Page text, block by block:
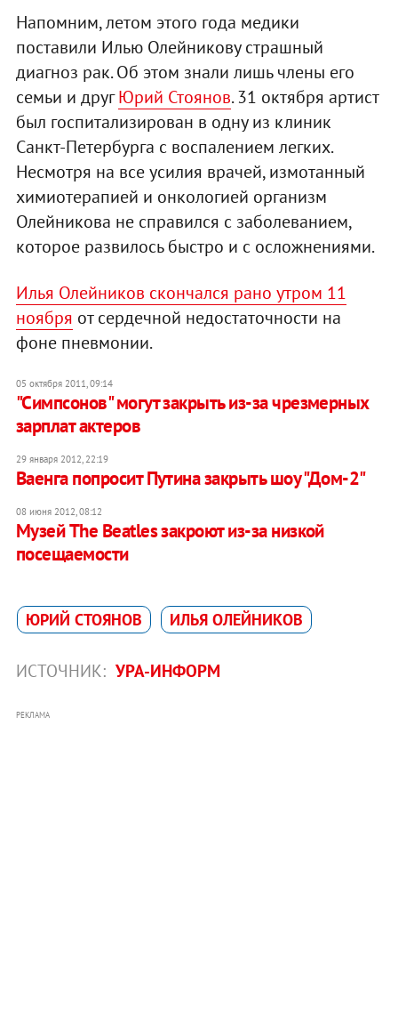
Напомним, летом этого года медики
поставили Илью Олейникову страшный
диагноз рак. Об этом знали лишь члены его
семьи и другЮрий Стоянов. 31 октября артист
был госпитализирован в одну из клиник
Санкт-Петербурга с воспалением легких.
Несмотря на все усилия врачей, измотанный
химиотерапией и онкологией организм
Олейникова не справился с заболеванием,
которое развилось быстро и с осложнениями.
Илья Олейников скончался рано утром 11
ноября от сердечной недостаточности на
фоне пневмонии.
05 октября 2011, 09:14
"Симпсонов" могут закрыть из-за чрезмерных
зарплат актеров
29 января 2012, 22:19
Ваенга попросит Путина закрыть шоу "Дом-2"
08 июня 2012, 08:12
Музей The Beatles закроют из-за низкой
посещаемости
ЮРИЙ СТОЯНОВ ИЛЬЯ ОЛЕЙНИКОВ
ИСТОЧНИК: УРА-ИНФОРМ
РЕКЛАМА